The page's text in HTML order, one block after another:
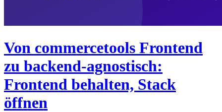
Von commercetools Frontend
zu backend-agnostisch:
Frontend behalten, Stack
öffnen